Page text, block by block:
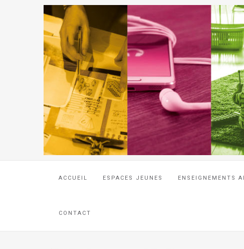
ACCUEIL ESPACES JEUNES ENSEIGNEMENTS
CONTACT